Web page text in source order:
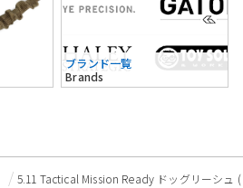
ブランド一覧
Brands
5.11 Tactical Mission Ready ドッグリーシュ